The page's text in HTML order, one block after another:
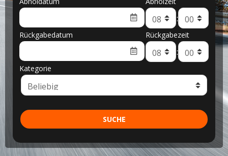
:
Rückgabedatum Rückgabezeit
:
Kategorie
SUCHE